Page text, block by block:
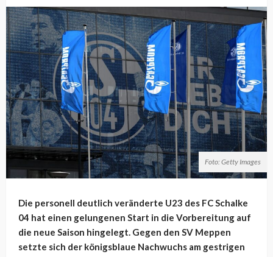
Foto: Getty Images
Die personell deutlich veränderte U23 des FC Schalke
04 hat einen gelungenen Start in die Vorbereitung auf
die neue Saison hingelegt. Gegen den SV Meppen
setzte sich der königsblaue Nachwuchs am gestrigen